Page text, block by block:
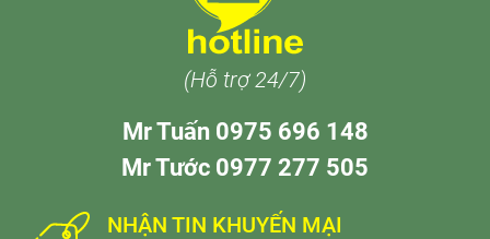
(Hỗ trợ 24/7)
Mr Tuấn 0975 696 148
Mr Tước 0977 277 505
NHẬN TIN KHUYẾN MẠI